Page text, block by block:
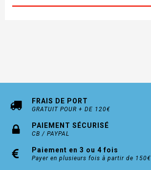
FRAIS DE PORT
GRATUIT POUR + DE 120€
PAIEMENT SÉCURISÉ
CB / PAYPAL
Paiement en 3 ou 4 fois
Payer en plusieurs fois à partir de 150€